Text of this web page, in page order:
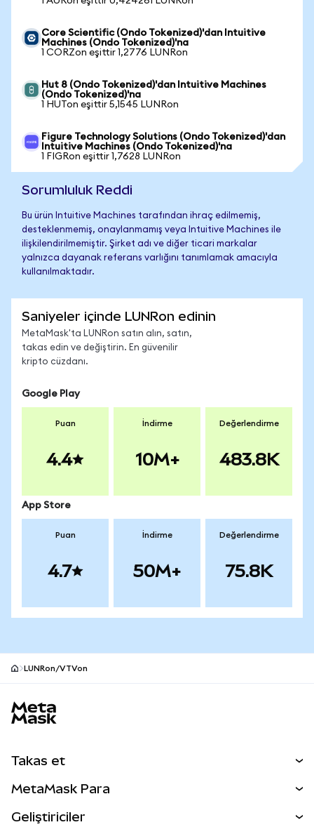
Core Scientific (Ondo Tokenized)'dan Intuitive
Machines (Ondo Tokenized)'na
1 CORZon eşittir 1,2776 LUNRon
Hut 8 (Ondo Tokenized)'dan Intuitive Machines
(Ondo Tokenized)'na
1 HUTon eşittir 5,1545 LUNRon
Figure Technology Solutions (Ondo Tokenized)'dan
Intuitive Machines (Ondo Tokenized)'na
1 FIGRon eşittir 1,7628 LUNRon
Sorumluluk Reddi
Bu ürün Intuitive Machines tarafından ihraç edilmemiş,
desteklenmemiş, onaylanmamış veya Intuitive Machines ile
ilişkilendirilmemiştir. Şirket adı ve diğer ticari markalar
yalnızca dayanak referans varlığını tanımlamak amacıyla
kullanılmaktadır.
Saniyeler içinde LUNRon edinin
MetaMask'ta LUNRon satın alın, satın,
takas edin ve değiştirin. En güvenilir
kripto cüzdanı.
Google Play
Puan
4.4
İndirme
10M+
Değerlendirme
483.8K
App Store
Puan
4.7
İndirme
50M+
Değerlendirme
75.8K
LUNRon/VTVon
Takas et
MetaMask Para
Geliştiriciler